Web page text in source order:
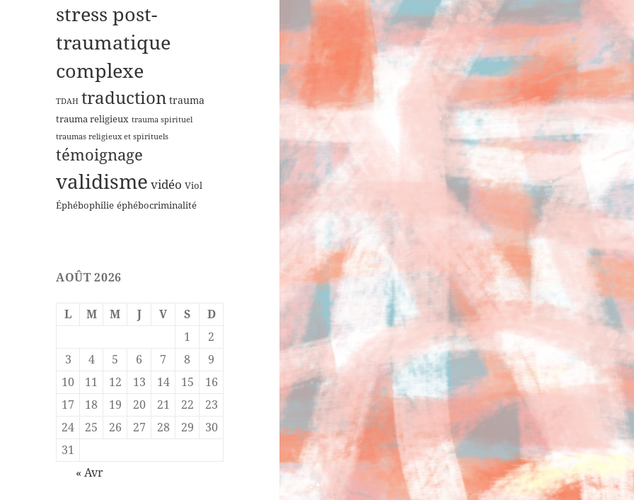
stress post-
traumatique
complexe
TDAH traduction trauma
trauma religieux trauma spirituel
traumas religieux et spirituels
témoignage
validisme vidéo Viol
Éphébophilie éphébocriminalité
AOÛT 2026
L M M J V S
D
1
2
3
4 5 6 7 8
9
10
11 12 13 14 15
16
17
18 19 20 21 22
23
24
25 26 27 28 29
30
31
« Avr